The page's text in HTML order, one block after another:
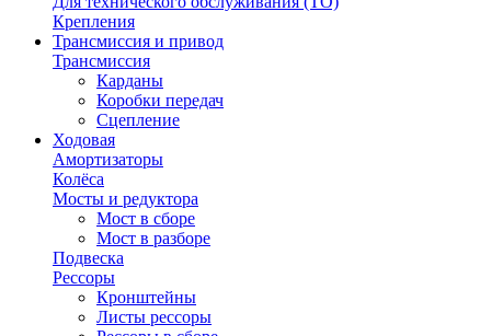
Крепления
Трансмиссия и привод
Трансмиссия
Карданы
Коробки передач
Сцепление
Ходовая
Амортизаторы
Колёса
Мосты и редуктора
Мост в сборе
Мост в разборе
Подвеска
Рессоры
Кронштейны
Листы рессоры